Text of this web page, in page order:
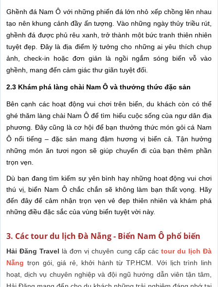
Ghềnh đá Nam Ô với những phiến đá lớn nhỏ xếp chồng lên nhau
tạo nên khung cảnh đầy ấn tượng. Vào những ngày thủy triều rút,
ghềnh đá được phủ rêu xanh, trở thành một bức tranh thiên nhiên
tuyệt đẹp. Đây là địa điểm lý tưởng cho những ai yêu thích chụp
ảnh, check-in hoặc đơn giản là ngồi ngắm sóng biển vỗ vào
ghềnh, mang đến cảm giác thư giãn tuyệt đối.
2.3 Khám phá làng chài Nam Ô và thưởng thức đặc sản
Bên cạnh các hoạt động vui chơi trên biển, du khách còn có thể
ghé thăm làng chài Nam Ô để tìm hiểu cuộc sống của ngư dân địa
phương. Đây cũng là cơ hội để bạn thưởng thức món gỏi cá Nam
Ô nổi tiếng – đặc sản mang đậm hương vị biển cả. Tận hưởng
những món ăn tươi ngon sẽ giúp chuyến đi của bạn thêm phần
trọn vẹn.
Dù bạn đang tìm kiếm sự yên bình hay những hoạt động vui chơi
thú vị, biển Nam Ô chắc chắn sẽ không làm bạn thất vọng. Hãy
đến đây để cảm nhận trọn vẹn vẻ đẹp thiên nhiên và khám phá
những điều đặc sắc của vùng biển tuyệt vời này.
3. Các tour du lịch Đà Nẵng - Biển Nam Ô phổ biến
Hải Đăng Travel là đơn vị chuyên cung cấp cáctour du lịch Đà
Nẵng trọn gói, giá rẻ, khởi hành từ TP.HCM. Với lịch trình linh
hoạt, dịch vụ chuyên nghiệp và đội ngũ hướng dẫn viên tận tâm,